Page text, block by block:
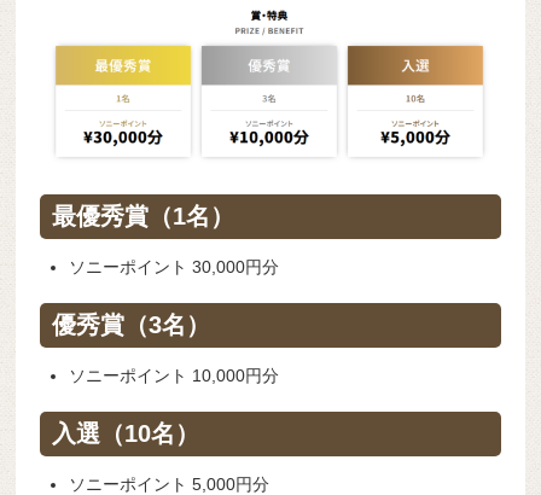
最優秀賞（1名）
ソニーポイント 30,000円分
優秀賞（3名）
ソニーポイント 10,000円分
入選（10名）
ソニーポイント 5,000円分